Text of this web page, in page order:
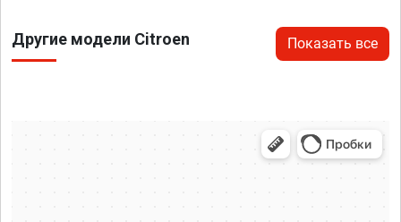
Другие модели Citroen Показать все